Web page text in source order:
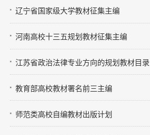
参与出版
在线咨询
辽宁省国家级大学教材征集主编
河南高校十三五规划教材征集主编
江苏省政治法律专业方向的规划教材目录
教育部高校教材署名前三主编
师范类高校自编教材出版计划